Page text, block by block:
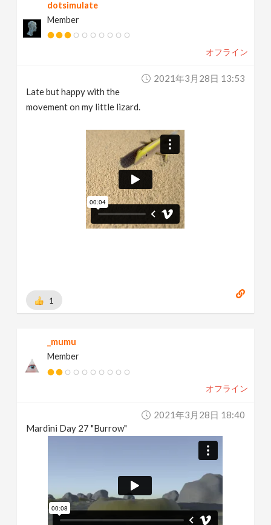
dotsimulate
Member
オフライン
2021年3月28日 13:53
Late but happy with the
movement on my little lizard.
1
_mumu
Member
オフライン
2021年3月28日 18:40
Mardini Day 27 "Burrow"